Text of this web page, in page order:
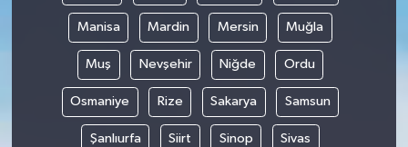
Manisa Mardin Mersin Muğla
Muş Nevşehir Niğde Ordu
Osmaniye Rize Sakarya Samsun
Şanlıurfa Siirt Sinop Sivas